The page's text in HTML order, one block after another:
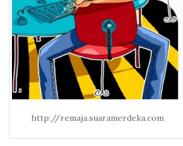
http://remaja.suaramerdeka.com